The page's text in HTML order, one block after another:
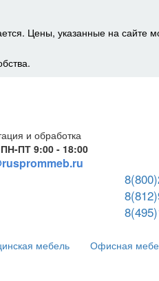
Цены, указанные на сайте
и обработка
ПН-ПТ 9:00 - 18:00
мебель Офисная